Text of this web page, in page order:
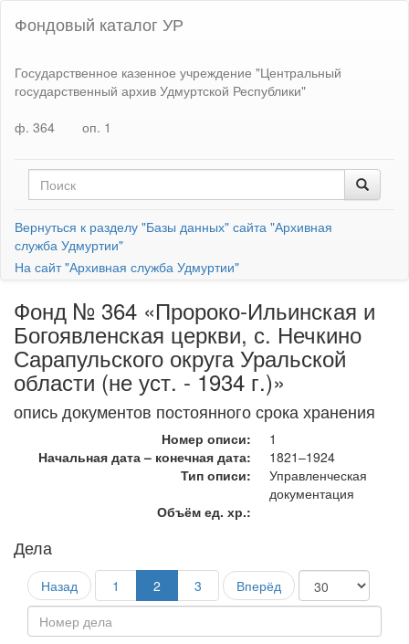
Фондовый каталог УР
Государственное казенное учреждение "Центральный
государственный архив Удмуртской Республики"
ф. 364
оп. 1
Вернуться к разделу "Базы данных" сайта "Архивная
служба Удмуртии"
На сайт "Архивная служба Удмуртии"
Фонд № 364 «Пророко-Ильинская и
Богоявленская церкви, с. Нечкино
Сарапульского округа Уральской
области (не уст. - 1934 г.)»
опись документов постоянного срока хранения
Номер описи:
1
Начальная дата – конечная дата:
1821–1924
Тип описи:
Управленческая
документация
Объём ед. хр.:
Дела
Назад 1 2 3 Вперёд